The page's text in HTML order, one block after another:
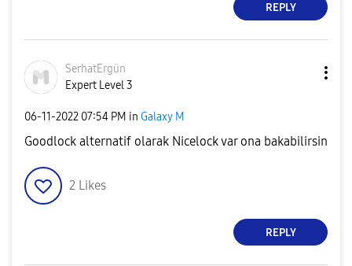
REPLY
SerhatErgün
Expert Level 3
‎06-11-2022 07:54 PM in Galaxy M
Goodlock alternatif olarak Nicelock var ona bakabilirsin
2 Likes
REPLY